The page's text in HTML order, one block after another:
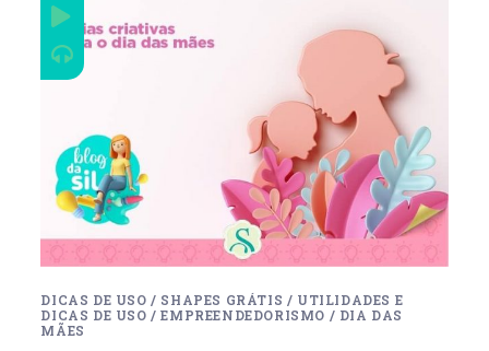
DICAS DE USO / SHAPES GRÁTIS / UTILIDADES E
DICAS DE USO /EMPREENDEDORISMO / DIA DAS
MÃES